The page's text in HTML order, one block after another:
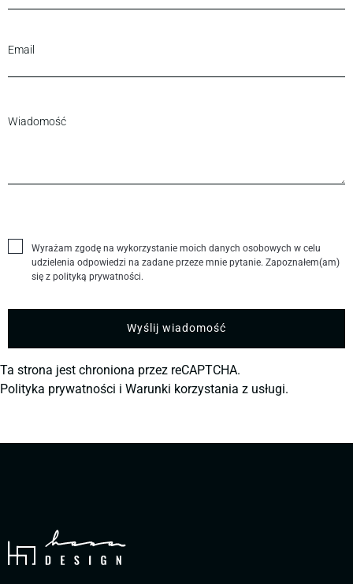
Wyrażam zgodę na wykorzystanie moich danych osobowych w celu
udzielenia odpowiedzi na zadane przeze mnie pytanie. Zapoznałem(am)
się z polityką prywatności.
Ta strona jest chroniona przez reCAPTCHA.
Polityka prywatności i Warunki korzystania z usługi.